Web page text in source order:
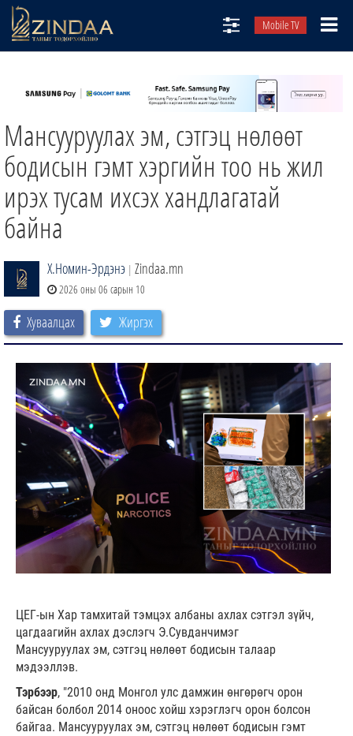
Mobile TV
ТВ8
ӨГЛӨӨНИЙ СОНИН
АУДИО ЗОХИОЛ
ЗИНДАА СЭТГҮҮЛ
Мансууруулах эм, сэтгэц нөлөөт
бодисын гэмт хэргийн тоо нь жил
ирэх тусам ихсэх хандлагатай
байна
Х.Номин-Эрдэнэ | Zindaa.mn
2026 оны 06 сарын 10
Хуваалцах Жиргэх
ЦЕГ-ын Хар тамхитай тэмцэх албаны ахлах сэтгэл зүйч,
цагдаагийн ахлах дэслэгч Э.Сувданчимэг
Мансууруулах эм, сэтгэц нөлөөт бодисын талаар
мэдээллэв.
Тэрбээр, "2010 онд Монгол улс дамжин өнгөрөгч орон
байсан болбол 2014 оноос хойш хэрэглэгч орон болсон
байгаа. Мансууруулах эм, сэтгэц нөлөөт бодисын гэмт